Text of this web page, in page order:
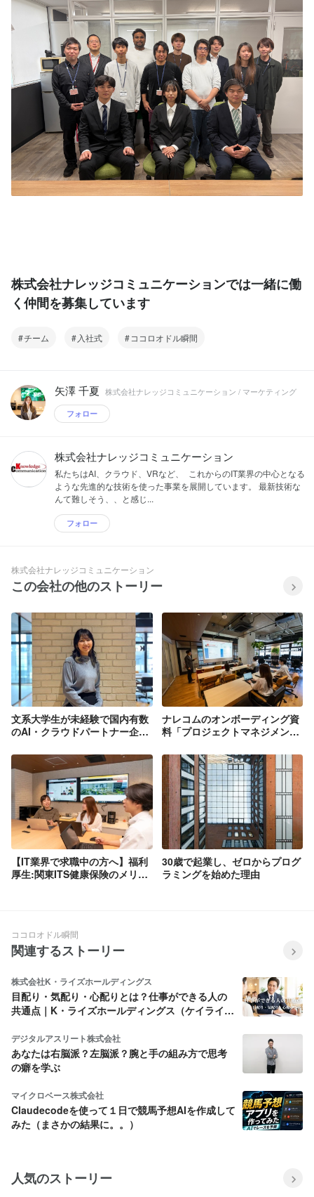
株式会社ナレッジコミュニケーションでは一緒に働
く仲間を募集しています
チーム 入社式 ココロオドル瞬間
矢澤 千夏 株式会社ナレッジコミュニケーション / マーケティング
フォロー
株式会社ナレッジコミュニケーション
私たちはAI、クラウド、VRなど、 これからのIT業界の中心となる
ような先進的な技術を使った事業を展開しています。 最新技術な
んて難しそう、、と感じ...
フォロー
株式会社ナレッジコミュニケーション
この会社の他のストーリー
文系大学生が未経験で国内有数
のAI・クラウドパートナー企業
メンバーインタビュー#2】
ナレコムのオンボーディング資
料「プロジェクトマネジメント
【IT業界で求職中の方へ】福利
厚生:関東ITS健康保険のメリッ
30歳で起業し、ゼロからプログ
ラミングを始めた理由
ココロオドル瞬間
関連するストーリー
株式会社K・ライズホールディングス
目配り・気配り・心配りとは？仕事ができる人の
共通点｜K・ライズホールディングス（ケイライ
デジタルアスリート株式会社
あなたは右脳派？左脳派？腕と手の組み方で思考
の癖を学ぶ
マイクロベース株式会社
Claudecodeを使って１日で競馬予想AIを作成して
みた（まさかの結果に。。）
人気のストーリー